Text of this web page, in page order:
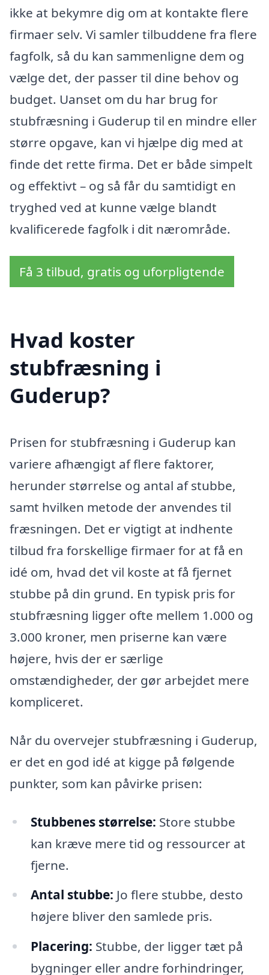
ikke at bekymre dig om at kontakte flere
firmaer selv. Vi samler tilbuddene fra flere
fagfolk, så du kan sammenligne dem og
vælge det, der passer til dine behov og
budget. Uanset om du har brug for
stubfræsning i Guderup til en mindre eller
større opgave, kan vi hjælpe dig med at
finde det rette firma. Det er både simpelt
og effektivt – og så får du samtidigt en
tryghed ved at kunne vælge blandt
kvalificerede fagfolk i dit nærområde.
Få 3 tilbud, gratis og uforpligtende
Hvad koster
stubfræsning i
Guderup?
Prisen for stubfræsning i Guderup kan
variere afhængigt af flere faktorer,
herunder størrelse og antal af stubbe,
samt hvilken metode der anvendes til
fræsningen. Det er vigtigt at indhente
tilbud fra forskellige firmaer for at få en
idé om, hvad det vil koste at få fjernet
stubbe på din grund. En typisk pris for
stubfræsning ligger ofte mellem 1.000 og
3.000 kroner, men priserne kan være
højere, hvis der er særlige
omstændigheder, der gør arbejdet mere
kompliceret.
Når du overvejer stubfræsning i Guderup,
er det en god idé at kigge på følgende
punkter, som kan påvirke prisen:
Stubbenes størrelse: Store stubbe
kan kræve mere tid og ressourcer at
fjerne.
Antal stubbe: Jo flere stubbe, desto
højere bliver den samlede pris.
Placering: Stubbe, der ligger tæt på
bygninger eller andre forhindringer,